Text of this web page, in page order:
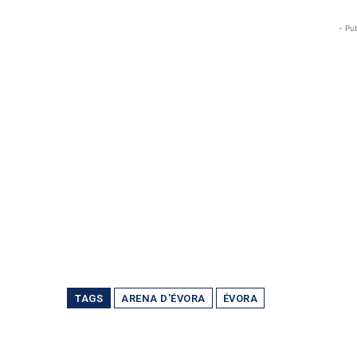
-
TAGS ARENA D'ÉVORA ÉVORA